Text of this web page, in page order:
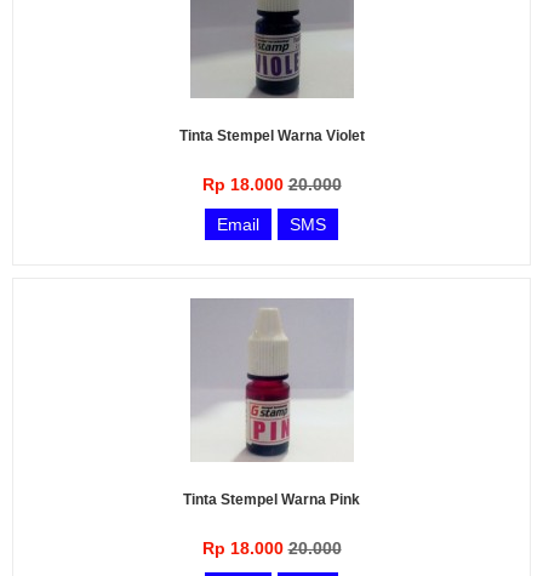
Tinta Stempel Warna Violet
Rp 18.00020.000
Email SMS
Tinta Stempel Warna Pink
Rp 18.00020.000